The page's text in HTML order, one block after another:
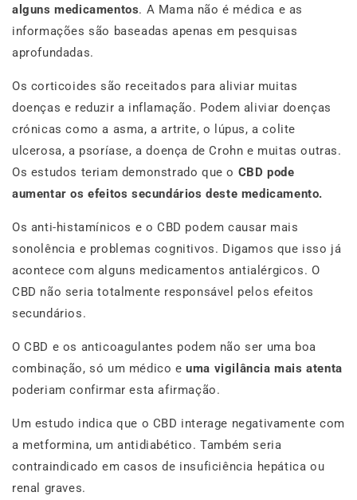
alguns medicamentos. A Mama não é médica e as
informações são baseadas apenas em pesquisas
aprofundadas.
Os corticoides são receitados para aliviar muitas
doenças e reduzir a inflamação. Podem aliviar doenças
crónicas como a asma, a artrite, o lúpus, a colite
ulcerosa, a psoríase, a doença de Crohn e muitas outras.
Os estudos teriam demonstrado que o CBD pode
aumentar os efeitos secundários deste medicamento.
Os anti-histamínicos e o CBD podem causar mais
sonolência e problemas cognitivos. Digamos que isso já
acontece com alguns medicamentos antialérgicos. O
CBD não seria totalmente responsável pelos efeitos
secundários.
O CBD e os anticoagulantes podem não ser uma boa
combinação, só um médico euma vigilância mais atenta
poderiam confirmar esta afirmação.
Um estudo indica que o CBD interage negativamente com
a metformina, um antidiabético. Também seria
contraindicado em casos de insuficiência hepática ou
renal graves.